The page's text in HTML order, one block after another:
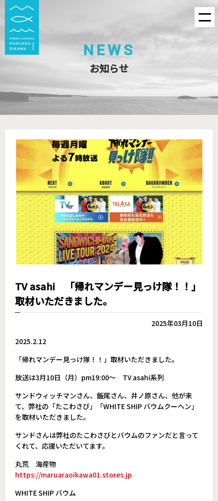
NEWS
お知らせ
TV asahi 「帰れマンデー見っけ隊！！」
取材いただきました。
2025年03月10日
2025.2.12
「帰れマンデー見っけ隊！！」取材いただきました。
放送は3月10日（月）pm19:00〜 TV asahi系列
サンドウィッチマンさん、飯尾さん、井ノ原さん、他が来
て、弊社の「たこわさび」「WHITE SHIP バウムクーヘン」
を取材いただきました。
サンドさんは弊社のたこわさびとバウムのファンだと言って
くれて、応援いただいてます。
丸荒 海産物
https://maruaraoikawa01.stores.jp
WHITE SHIP バウム